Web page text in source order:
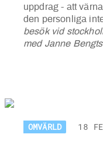
uppdrag - att
den personliga
besök vid
med Janne
OMVÄRLD 18